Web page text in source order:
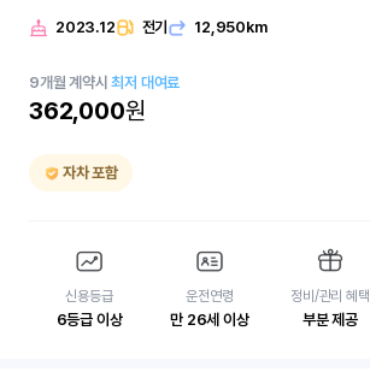
2023.12 전기 12,950km
9개월 계약시최저 대여료
362,000원
자차 포함
신용등급
6등급 이상
운전연령
만 26세 이상
정비/관리 혜택
부분 제공